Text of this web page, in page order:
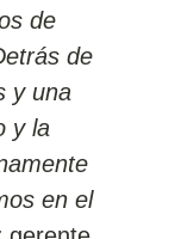
de
de
y una
y la
en el